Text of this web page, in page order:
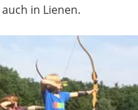
in Lienen.